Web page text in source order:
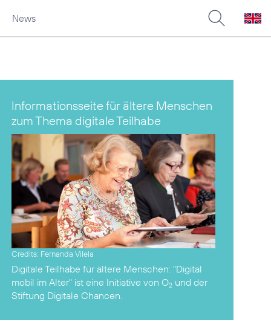
News
Informationsseite für ältere Menschen
zum Thema digitale Teilhabe
Credits: Fernanda Vilela
Digitale Teilhabe für ältere Menschen: "Digital
mobil im Alter" ist eine Initiative von O2 und der
Stiftung Digitale Chancen.